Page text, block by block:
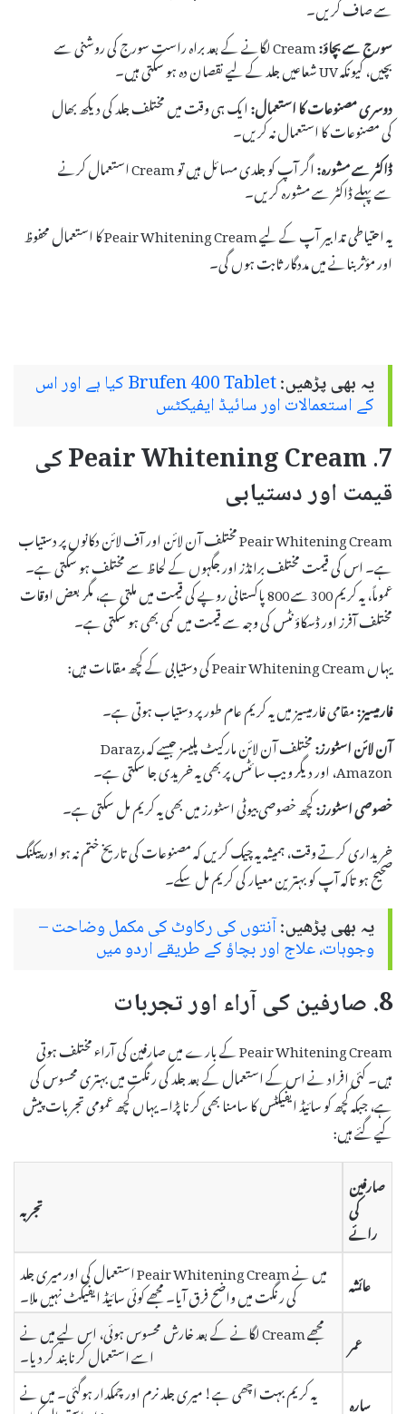
سورج سے بچاؤ:
Cream لگانے کے بعد براہ راست سورج کی روشنی سے
بچیں، کیونکہ UV شعاعیں جلد کے لیے نقصان دہ ہو سکتی ہیں۔
دوسری مصنوعات کا استعمال:ایک ہی وقت میں مختلف جلد کی دیکھ بھال
کی مصنوعات کا استعمال نہ کریں۔
ڈاکٹر سے مشورہ:
اگر آپ کو جلدی مسائل ہیں تو Cream استعمال کرنے
سے پہلے ڈاکٹر سے مشورہ کریں۔
یہ احتیاطی تدابیر آپ کے لیے Peair Whitening Cream کا استعمال محفوظ
اور مؤثر بنانے میں مددگار ثابت ہوں گی۔
یہ بھی پڑھیں: Brufen 400 Tablet کیا ہے اور اس
کے استعمالات اور سائیڈ ایفیکٹس
7. Peair Whitening Cream کی
قیمت اور دستیابی
Peair Whitening Cream مختلف آن لائن اور آف لائن دکانوں پر دستیاب
ہے۔ اس کی قیمت مختلف برانڈز اور جگہوں کے لحاظ سے مختلف ہو سکتی ہے۔
عموماً، یہ کریم 300 سے 800 پاکستانی روپے کی قیمت میں ملتی ہے، مگر بعض اوقات
مختلف آفرز اور ڈسکاؤنٹس کی وجہ سے قیمت میں کمی بھی ہو سکتی ہے۔
یہاں Peair Whitening Cream کی دستیابی کے کچھ مقامات ہیں:
فارمیسیز:مقامی فارمیسیز میں یہ کریم عام طور پر دستیاب ہوتی ہے۔
آن لائن اسٹورز:
مختلف آن لائن مارکیٹ پلیسز جیسے کہ Daraz،
Amazon، اور دیگر ویب سائٹس پر بھی یہ خریدی جا سکتی ہے۔
خصوصی اسٹورز:کچھ خصوصی بیوٹی اسٹورز میں بھی یہ کریم مل سکتی ہے۔
خریداری کرتے وقت، ہمیشہ یہ چیک کریں کہ مصنوعات کی تاریخ ختم نہ ہو اور پیکنگ
صحیح ہو تاکہ آپ کو بہترین معیار کی کریم مل سکے۔
یہ بھی پڑھیں:آنتوں کی رکاوٹ کی مکمل وضاحت –
وجوہات، علاج اور بچاؤ کے طریقے اردو میں
8. صارفین کی آراء اور تجربات
Peair Whitening Cream کے بارے میں صارفین کی آراء مختلف ہوتی
ہیں۔ کئی افراد نے اس کے استعمال کے بعد جلد کی رنگت میں بہتری محسوس کی
ہے، جبکہ کچھ کو سائیڈ ایفیکٹس کا سامنا بھی کرنا پڑا۔ یہاں کچھ عمومی تجربات پیش
کیے گئے ہیں:
صارفین
کی
رائے
تجربہ
عائشہ میں نے Peair Whitening Cream استعمال کی اور میری جلد
کی رنگت میں واضح فرق آیا۔ مجھے کوئی سائیڈ ایفیکٹ نہیں ملا۔
عمر
مجھے Cream لگانے کے بعد خارش محسوس ہوئی، اس لیے میں نے
اسے استعمال کرنا بند کر دیا۔
سارہ
یہ کریم بہت اچھی ہے! میری جلد نرم اور چمکدار ہوگئی۔ میں نے